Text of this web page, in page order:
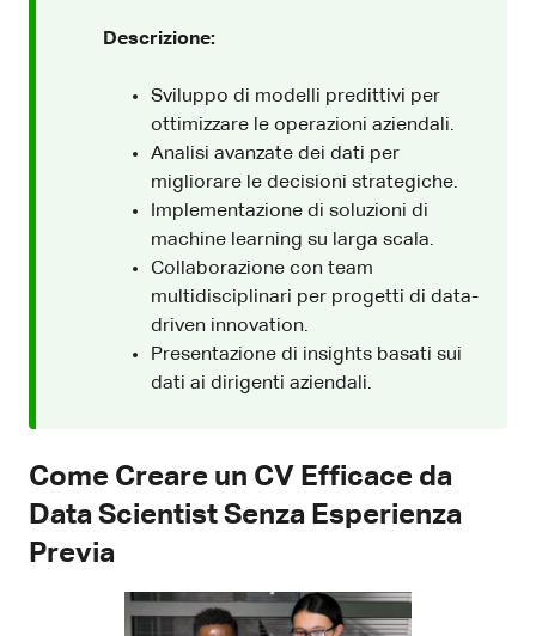
Descrizione:
Sviluppo di modelli predittivi per
ottimizzare le operazioni aziendali.
Analisi avanzate dei dati per
migliorare le decisioni strategiche.
Implementazione di soluzioni di
machine learning su larga scala.
Collaborazione con team
multidisciplinari per progetti di data-
driven innovation.
Presentazione di insights basati sui
dati ai dirigenti aziendali.
Come Creare un CV Efficace da
Data Scientist Senza Esperienza
Previa